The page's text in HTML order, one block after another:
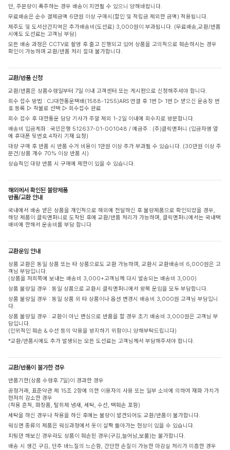
단, 주문량이 폭주하는 경우 배송이 지연될 수 있으니 양해바랍니다.
무료배송은 순수 결제금액 6만원 이상 구매시(할인 및 적립금 제외한 금액) 적용됩니다.
제주도 및 도서산간지역은 추가배송비(도선료) 3,000원이 부과됩니다. (무료배송,교환/반품
시에도 도선료는 고객님 부담)
모든 배송 과정은 CCTV로 촬영 후 출고 진행되고 있어 상품을 고의적으로 훼손하시는 경우
확인이 가능하며 교환/반품 처리 절대 불가합니다.
교환/반품 신청
교환/반품은 상품수령일부터 7일 이내 고객센터 또는 게시판으로 신청해주셔야 합니다.
회수 접수 방법 : CJ대한통운택배(1588-1255)ARS 연결 후 1번 ▷ 1번 ▷ 받으신 운송장 번
호 등록 ▷ 착불로 선택 ▷ 회수접수 완료
회수 접수 후 대한통운 담당 기사가 주말 제외 1-2일 이내에 회수지로 방문합니다.
배송비 입금계좌 : 국민은행 512637-01-001048 / 예금주 : (주)클릭앤퍼니 (입금자명 옆
에 휴대폰 뒷번호 4자리 기재 요청)
대량 구매 후 반품 시 반품 수거 비용이 1만원 이상 추가 부과될 수 있습니다. (30만원 이상 주
문건/상품 개수 70% 이상 반품 시)
상습적인 대량 반품 시 구매에 제한이 있을 수 있습니다.
해외에서 확인된 불량제품
반품/교환 안내
국내에서 배송 받은 상품을 개인적으로 해외에 전달하신 후 불량제품으로 확인되었을 경우,
해당 제품이 클릭앤퍼니로 도착된 후에 교환/반품 처리가 가능하며, 클릭앤퍼니에서는 국내택
배비에 한해서 운송비를 부담 합니다
교환운임 안내
상품 교환은 동일 상품 또는 타 상품으로도 교환 가능하며, 교환시 교환배송비 6,000원은 고
객님 부담입니다.
(상품을 저희쪽에 보내는 배송비 3,000+고객님께 다시 발송되는 배송비 3,000)
상품 불량일 경우 : 동일 상품으로 교환시 클릭앤퍼니에서 왕복 운임을 모두 부담합니다.
상품 불량일 경우 : 동일 상품 외 타 상품이나 옵션 변경시 배송비 3,000원 고객님 부담입니
다.
상품 불량일 경우 : 교환이 아닌 변심으로 반품을 할 경우 초기 배송비 3,000원은 고객님 부
담입니다.
(인위적인 훼손 & 수선 등의 악용을 방지하기 위함이니 양해부탁드립니다)
*교환/반품시에도 추가 발생되는 모든 도선료는 고객님께서 부담해주셔야 합니다.
교환/반품이 불가한 경우
반품기한(상품 수령후 7일)이 경과한 경우
공정거래, 표준약관 제 15조 2항에 의한 이용자의 사용 또는 일부 소비에 의하여 재화 가치가
현저히 감소한 경우
(착용 흔적, 화장품, 탈취제 냄새, 세탁, 수선, 택훼손 포함)
세탁을 하신 경우나 착용을 하신 후에는 불량이 발견되어도 교환/반품이 불가합니다.
워싱면 종류의 제품은 워싱과정에서 옷이 살짝 돌아가는 현상이 있을 수 있습니다.
피팅만 해보신 경우라도 상품이 훼손된 경우(구김,늘어남,보풀)는 불가합니다.
배송 시 생긴 구김, 단추 바느질의 느슨함, 간단한 손질이 가능한 마감실 처리가 미흡한 경우